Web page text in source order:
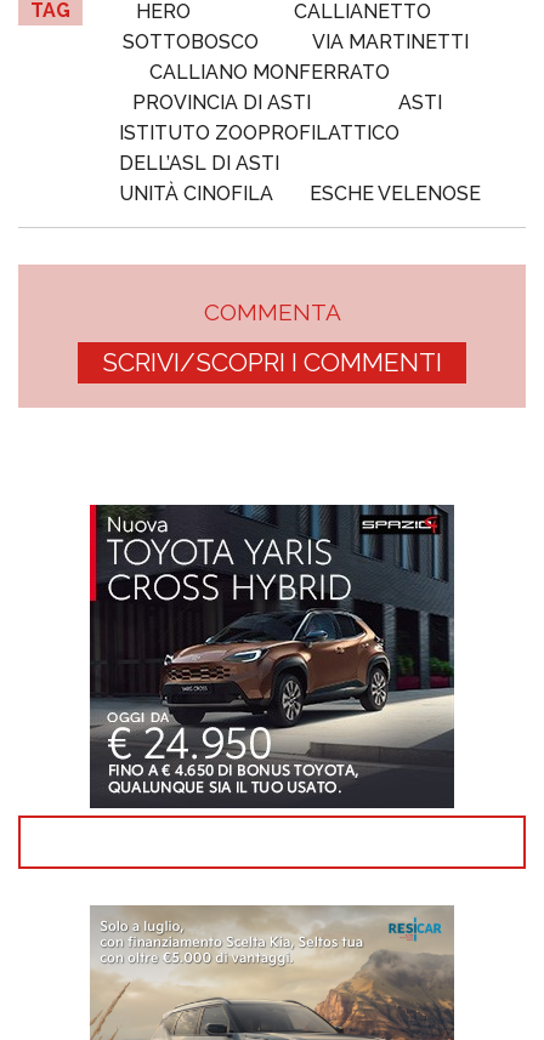
TAG HERO
CALLIANETTO
SOTTOBOSCO
VIA MARTINETTI
CALLIANO MONFERRATO
PROVINCIA DI ASTI
ASTI
ISTITUTO ZOOPROFILATTICO
DELL’ASL DI ASTI
UNITÀ CINOFILA
ESCHE VELENOSE
COMMENTA
SCRIVI/SCOPRI I COMMENTI